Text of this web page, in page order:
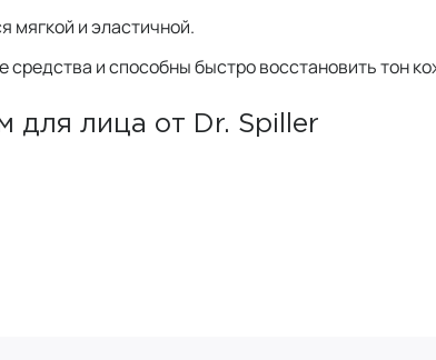
мягкой и эластичной.
и способны быстро восстановить тон
для лица от Dr. Spiller